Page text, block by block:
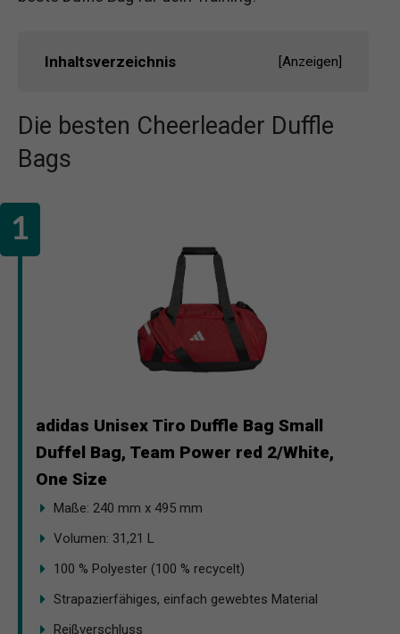
Inhaltsverzeichnis [Anzeigen]
Die besten Cheerleader Duffle
Bags
adidas Unisex Tiro Duffle Bag Small
Duffel Bag, Team Power red 2/White,
One Size
Maße: 240 mm x 495 mm
Volumen: 31,21 L
100 % Polyester (100 % recycelt)
Strapazierfähiges, einfach gewebtes Material
Reißverschluss